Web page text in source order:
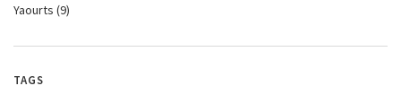
Yaourts (9)
TAGS